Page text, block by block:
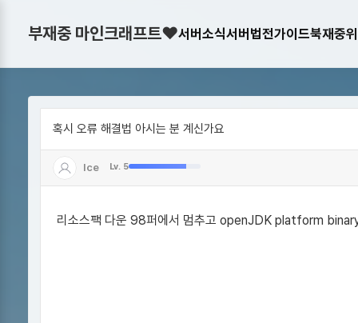
부재중 마인크래프트♥서버소식서버법전가이드북재중
혹시 오류 해결법 아시는 분 계신가요
Ice Lv. 5
리소스팩 다운 98퍼에서 멈추고 openJDK platform